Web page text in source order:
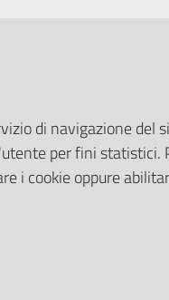
PNRR
di navigazione del
per fini statistici.
i cookie oppure